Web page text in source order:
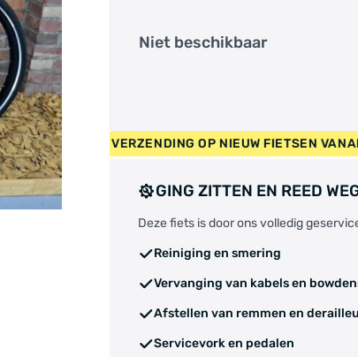
Niet beschikbaar
55 EUR • GRATIS VERZENDING OP NIEUW
GING ZITTEN EN REED
Deze fiets is door ons volledig
Reiniging en smering
Vervanging van kabels en
Afstellen van remmen en
Servicevork en pedalen